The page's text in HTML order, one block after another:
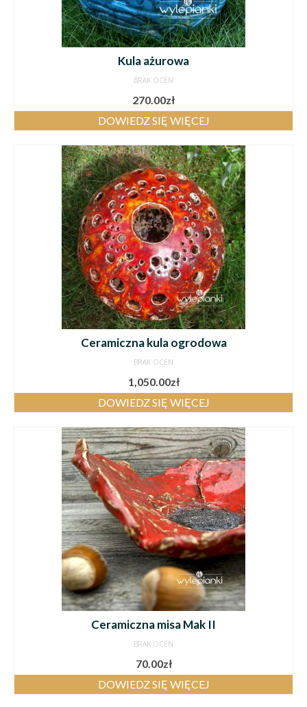
Kula ażurowa
BRAK OCEN
270.00zł
DOWIEDZ SIĘ WIĘCEJ
Ceramiczna kula ogrodowa
BRAK OCEN
1,050.00zł
DOWIEDZ SIĘ WIĘCEJ
Ceramiczna misa Mak II
BRAK OCEN
70.00zł
DOWIEDZ SIĘ WIĘCEJ